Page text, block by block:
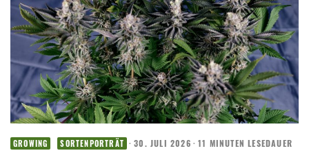
GROWING SORTENPORTRÄT · 30. JULI 2026 · 11 MINUTEN LESEDAUER